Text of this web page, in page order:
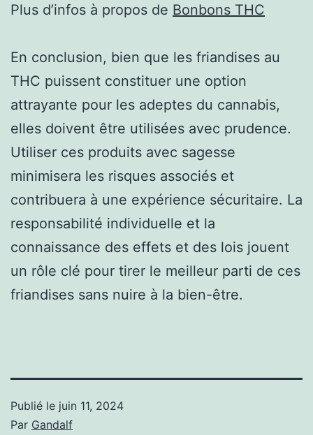
Plus d’infos à propos de Bonbons THC
En conclusion, bien que les friandises au
THC puissent constituer une option
attrayante pour les adeptes du cannabis,
elles doivent être utilisées avec prudence.
Utiliser ces produits avec sagesse
minimisera les risques associés et
contribuera à une expérience sécuritaire. La
responsabilité individuelle et la
connaissance des effets et des lois jouent
un rôle clé pour tirer le meilleur parti de ces
friandises sans nuire à la bien-être.
Publié le juin 11, 2024
Par Gandalf